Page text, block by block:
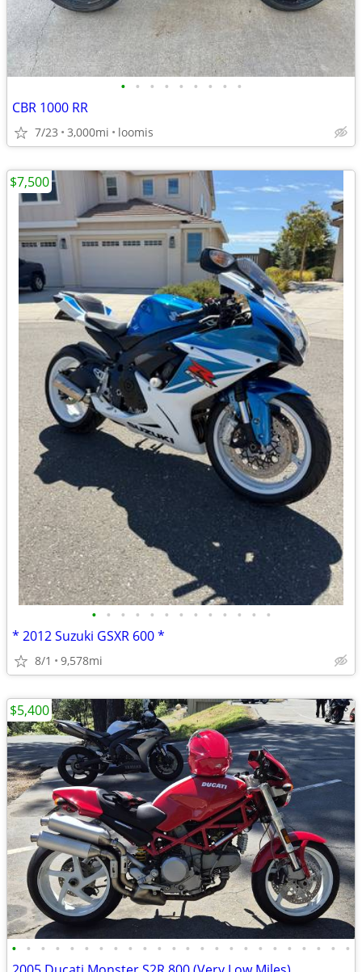
• • • • • • • • •
CBR 1000 RR
7/23 3,000mi loomis
• • • • • • • • • • • • •
* 2012 Suzuki GSXR 600 *
8/1 9,578mi
$7,500
• • • • • • • • • • • • • • • • • • • • • • • •
$5,400